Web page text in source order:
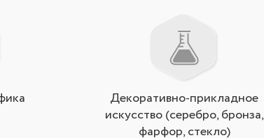
Декоративно-прикладное
искусство (серебро, бронза,
фарфор, стекло)